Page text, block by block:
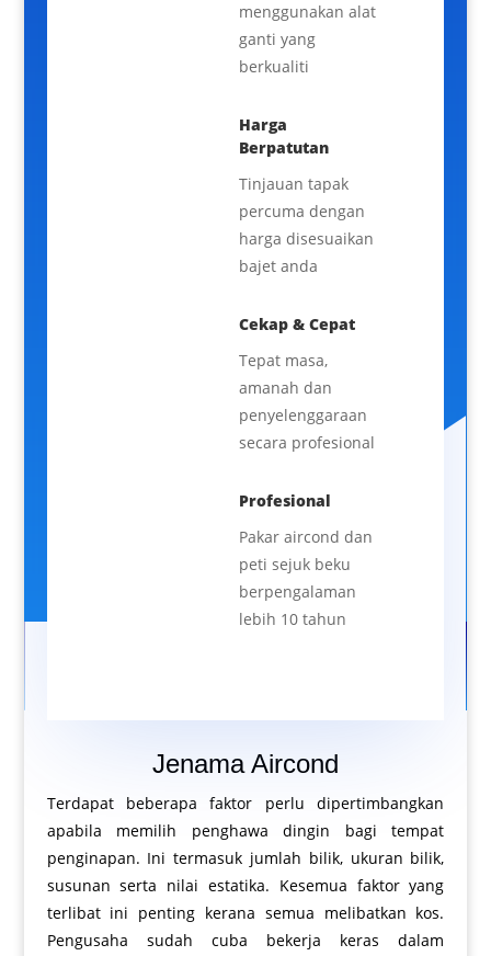
menggunakan alat
ganti yang
berkualiti
Harga
Berpatutan
Tinjauan tapak
percuma dengan
harga disesuaikan
bajet anda
Cekap & Cepat
Tepat masa,
amanah dan
penyelenggaraan
secara profesional
Profesional
Pakar aircond dan
peti sejuk beku
berpengalaman
lebih 10 tahun
Jenama Aircond
Terdapat beberapa faktor perlu dipertimbangkan
apabila memilih penghawa dingin bagi tempat
penginapan. Ini termasuk jumlah bilik, ukuran bilik,
susunan serta nilai estatika. Kesemua faktor yang
terlibat ini penting kerana semua melibatkan kos.
Pengusaha sudah cuba bekerja keras dalam